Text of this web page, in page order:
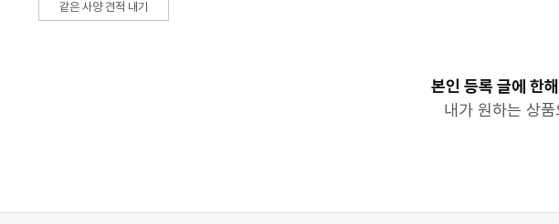
같은 사양 견적 내기
본인 등록 글에 한
내가 원하는 상